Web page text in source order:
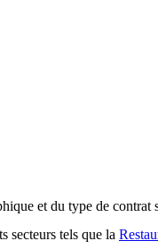
et du type de contrat
secteurs tels que la